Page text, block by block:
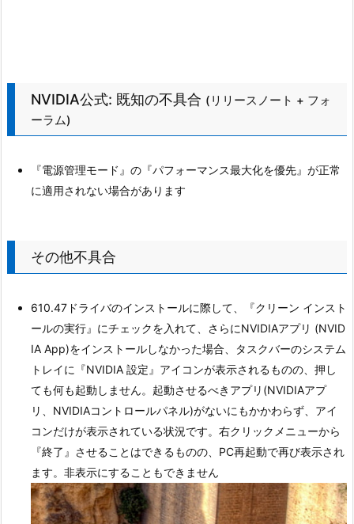
NVIDIA公式: 既知の不具合 (リリースノート + フォ
ーラム)
『電源管理モード』の『パフォーマンス最大化を優先』が正常
に適用されない場合があります
その他不具合
610.47ドライバのインストールに際して、『クリーン インスト
ールの実行』にチェックを入れて、さらにNVIDIAアプリ (NVID
IA App)をインストールしなかった場合、タスクバーのシステム
トレイに『NVIDIA 設定』アイコンが表示されるものの、押し
ても何も起動しません。起動させるべきアプリ(NVIDIAアプ
リ、NVIDIAコントロールパネル)がないにもかかわらず、アイ
コンだけが表示されている状況です。右クリックメニューから
『終了』させることはできるものの、PC再起動で再び表示され
ます。非表示にすることもできません